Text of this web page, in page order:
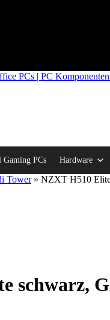
PCs | PC
Gaming PCs Hardware
Tower» NZXT H510 Elite
schwarz,